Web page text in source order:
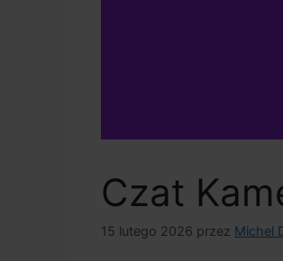
Czat
15 lutego 2026 przez Michel